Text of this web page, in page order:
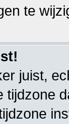
te
juist,
tijdzone